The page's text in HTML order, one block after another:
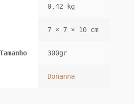
0,42 kg
7 × 7 × 10 cm
300gr
Donanna